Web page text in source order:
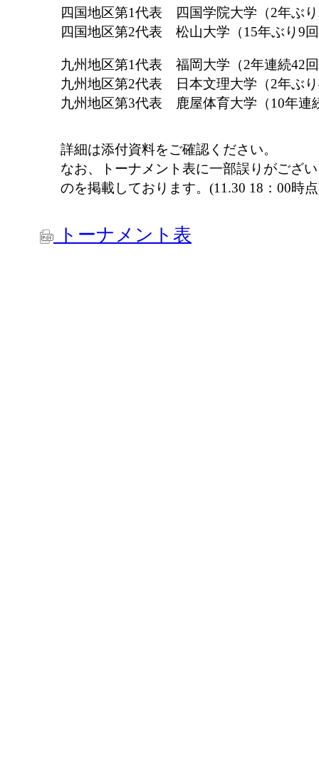
四国地区第1代表 四国学院大学（2年ぶ
四国地区第2代表 松山大学（15年ぶり9
九州地区第1代表 福岡大学（2年連続42
九州地区第2代表 日本文理大学（2年ぶ
九州地区第3代表 鹿屋体育大学（10年連
詳細は添付資料をご確認ください。
なお、トーナメント表に一部誤りがござ
のを掲載しております。(11.30 18：00時
トーナメント表